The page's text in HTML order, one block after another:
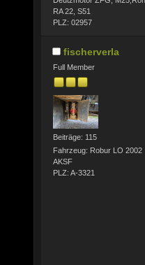
RA 22, S51
PLZ: 02957
fischerverla
Full Member
Beiträge: 115
Fahrzeug: Robur LO 2002
AKSF
PLZ: A-3321